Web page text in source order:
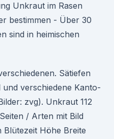
Unkraut im Rasen
bestimmen - Über 30
sind in heimischen
Sätiefen
verschiedene Kanto-
zvg). Unkraut 112
/ Arten mit Bild
Höhe Breite